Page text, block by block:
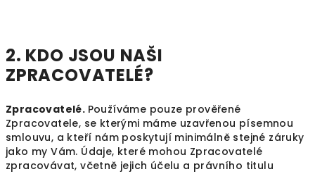
2. KDO JSOU NAŠI
ZPRACOVATELÉ?
Zpracovatelé. Používáme pouze prověřené
Zpracovatele, se kterými máme uzavřenou písemnou
smlouvu, a kteří nám poskytují minimálně stejné záruky
jako my Vám. Údaje, které mohou Zpracovatelé
zpracovávat, včetně jejich účelu a právního titulu